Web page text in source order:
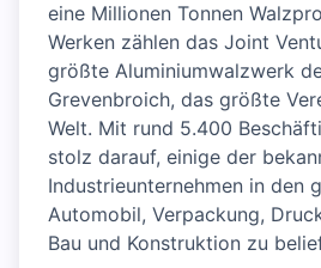
eine Millionen Tonnen
Werken zählen das Joint
größte Aluminiumwalzwerk
Grevenbroich, das größte
Welt. Mit rund 5.400
stolz darauf, einige der
Industrieunternehmen in den
Automobil, Verpackung,
Bau und Konstruktion zu